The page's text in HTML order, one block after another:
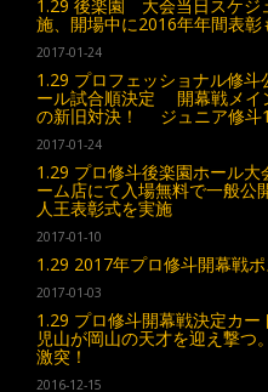
1.29 後楽園 大会当日スケジ
施、開場中に2016年年間表彰
2017-01-24
1.29 プロフェッショナル修
ール試合順決定 開幕戦メイ
の新旧対決！ ジュニア修斗
2017-01-24
1.29 プロ修斗後楽園ホール
ーム店にて入場無料で一般
人王表彰式を実施
2017-01-10
1.29 2017年プロ修斗開幕戦ポ
2017-01-03
1.29 プロ修斗開幕戦決定カ
児山が岡山の天才を迎え撃つ
激突！
2016-12-15